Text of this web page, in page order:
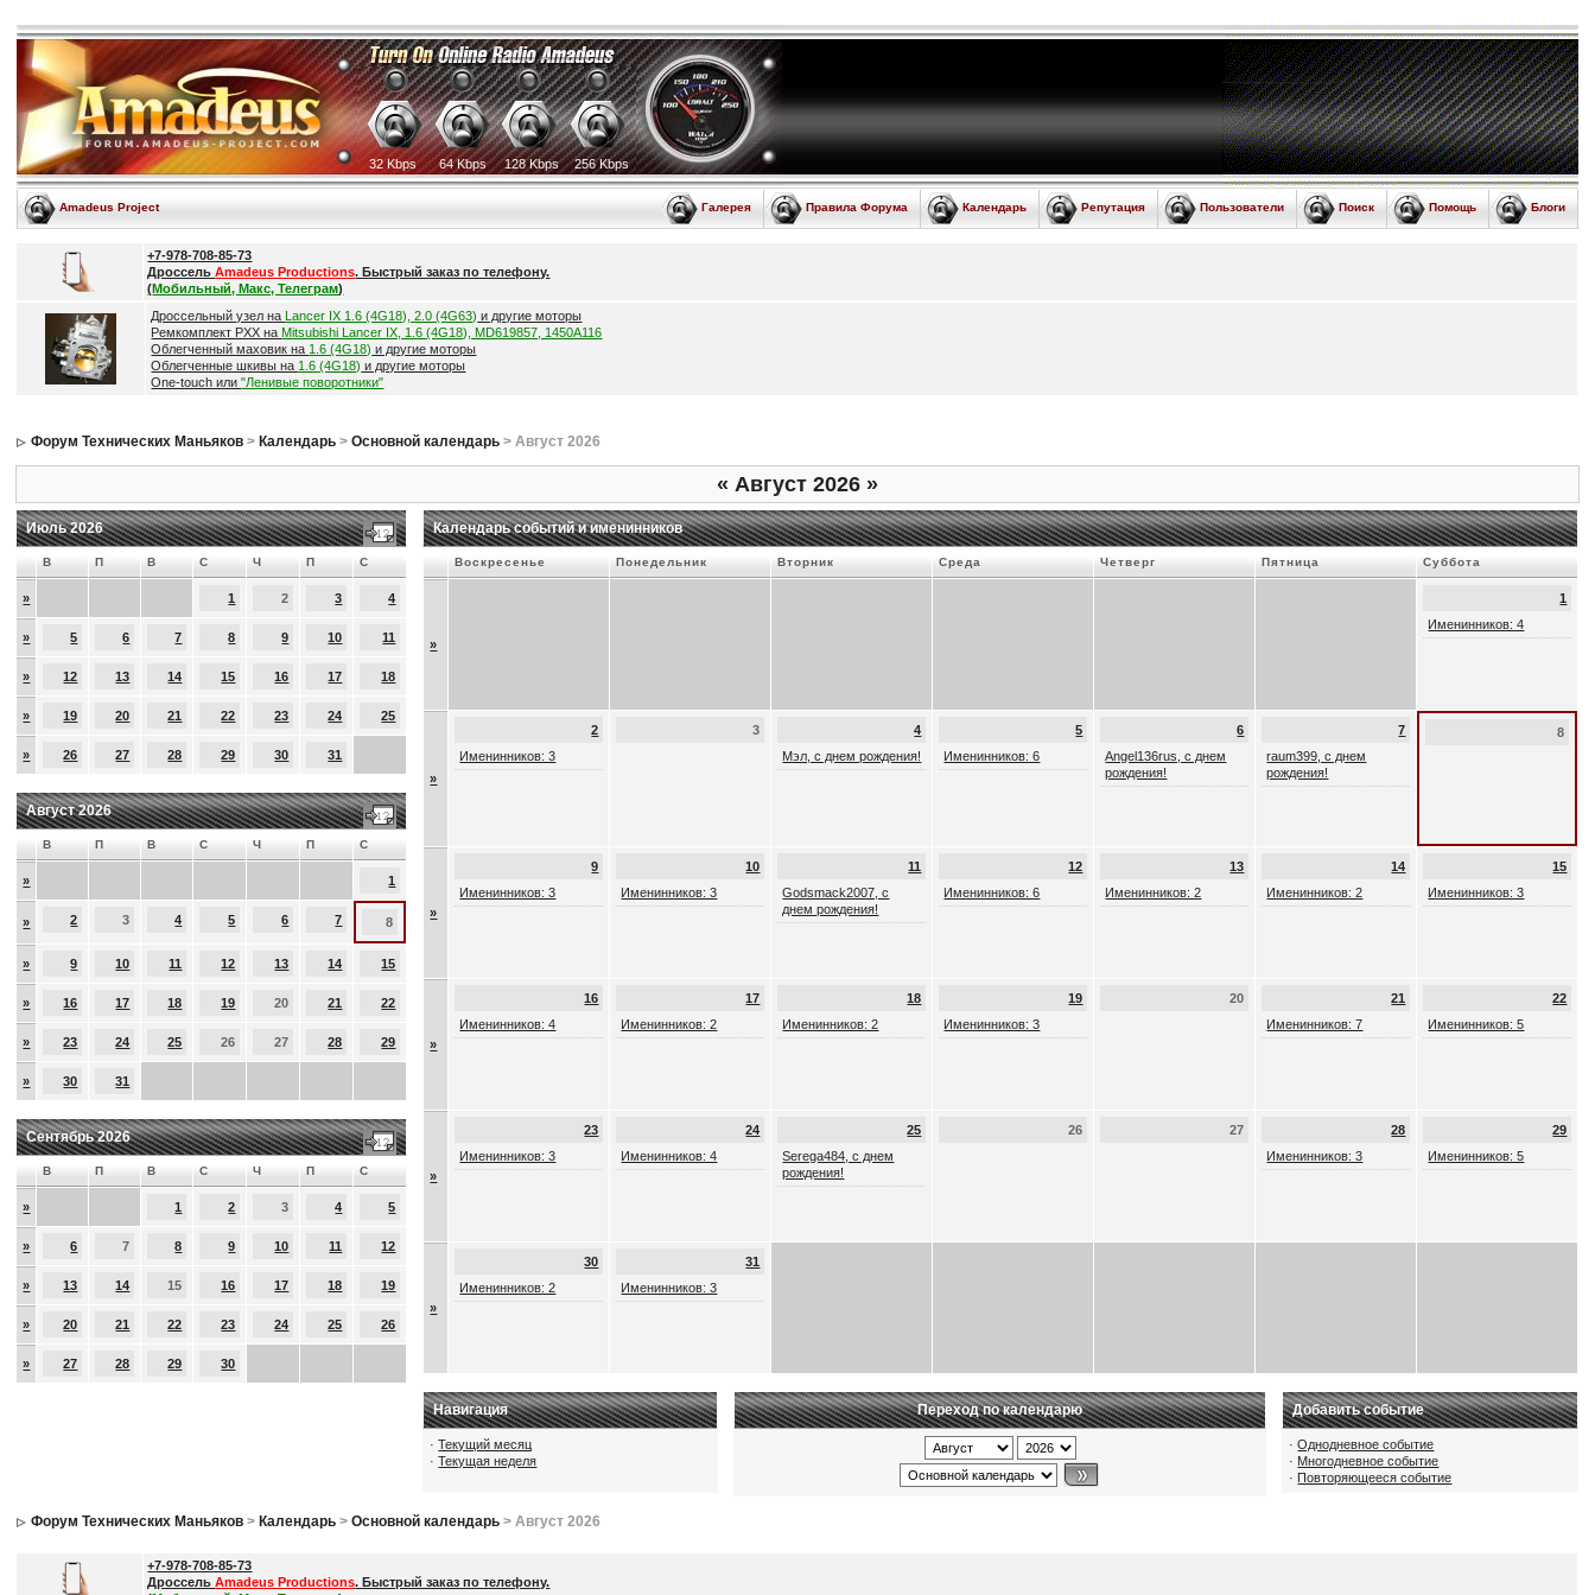
32 Kbps 64 Kbps 128 Kbps 256 Kbps
Amadeus Project Блоги
Помощь
Поиск
Пользователи
Репутация
Календарь
Правила Форума
Галерея
+7-978-708-85-73
ДроссельAmadeus Productions. Быстрый заказ по телефону.
(Мобильный, Макс, Телеграм)
Дроссельный узел на Lancer IX 1.6 (4G18), 2.0 (4G63) и другие моторы
Ремкомплект РХХ на Mitsubishi Lancer IX, 1.6 (4G18), MD619857, 1450A116
Облегченный маховик на 1.6 (4G18) и другие моторы
Облегченные шкивы на 1.6 (4G18) и другие моторы
One-touch или"Ленивые поворотники"
Форум Технических Маньяков > Календарь >Основной календарь > Август 2026
« Август 2026 »
Июль 2026
В П В С Ч П С
» 1 2 3 4
» 5 6 7 8 9 10 11
» 12 13 14 15 16 17 18
» 19 20 21 22 23 24 25
» 26 27 28 29 30 31
Август 2026
В П В С Ч П С
» 1
» 2 3 4 5 6 7 8
» 9 10 11 12 13 14 15
» 16 17 18 19 20 21 22
» 23 24 25 26 27 28 29
» 30 31
Сентябрь 2026
В П В С Ч П С
» 1 2 3 4 5
» 6 7 8 9 10 11 12
» 13 14 15 16 17 18 19
» 20 21 22 23 24 25 26
» 27 28 29 30
Календарь событий и именинников
Воскресенье Понедельник Вторник Среда Четверг Пятница Суббота
»
1
Именинников: 4
»
2
Именинников: 3
3
4
Мэл, с днем рождения!
5
Именинников: 6
6
Angel136rus, с днем
рождения!
7
raum399, с днем
рождения!
8
»
9
Именинников: 3
10
Именинников: 3
11
Godsmack2007, с
днем рождения!
12
Именинников: 6
13
Именинников: 2
14
Именинников: 2
15
Именинников: 3
»
16
Именинников: 4
17
Именинников: 2
18
Именинников: 2
19
Именинников: 3
20
21
Именинников: 7
22
Именинников: 5
»
23
Именинников: 3
24
Именинников: 4
25
Serega484, с днем
рождения!
26 27
28
Именинников: 3
29
Именинников: 5
»
30
Именинников: 2
31
Именинников: 3
Навигация
·Текущий месяц
·Текущая неделя
Переход по календарю Добавить событие
·Однодневное событие
· Многодневное событие
·Повторяющееся событие
Форум Технических Маньяков > Календарь >Основной календарь > Август 2026
+7-978-708-85-73
ДроссельAmadeus Productions. Быстрый заказ по телефону.